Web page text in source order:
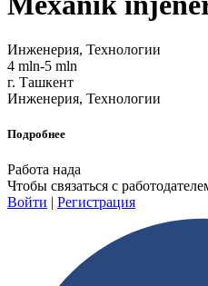
Инженерия, Технологии
4 mln-5 mln
г. Ташкент
Инженерия, Технологии
Подробнее
Работа нада
Чтобы связаться с
Войти | Регистрация